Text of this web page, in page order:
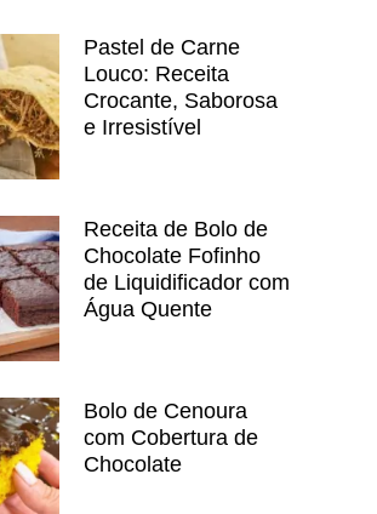
Pastel de Carne
Louco: Receita
Crocante, Saborosa
e Irresistível
Receita de Bolo de
Chocolate Fofinho
de Liquidificador com
Água Quente
Bolo de Cenoura
com Cobertura de
Chocolate